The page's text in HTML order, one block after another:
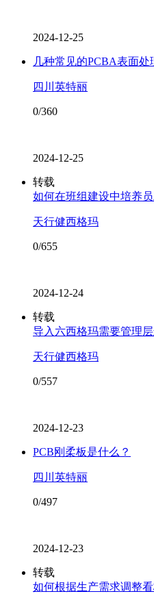
2024-12-25
几种常见的PCBA表面处
四川英特丽
0/360
2024-12-25
转载
如何在班组建设中培养
天行健西格玛
0/655
2024-12-24
转载
导入六西格玛需要管理
天行健西格玛
0/557
2024-12-23
PCB刚柔板是什么？
四川英特丽
0/497
2024-12-23
转载
如何根据生产需求调整